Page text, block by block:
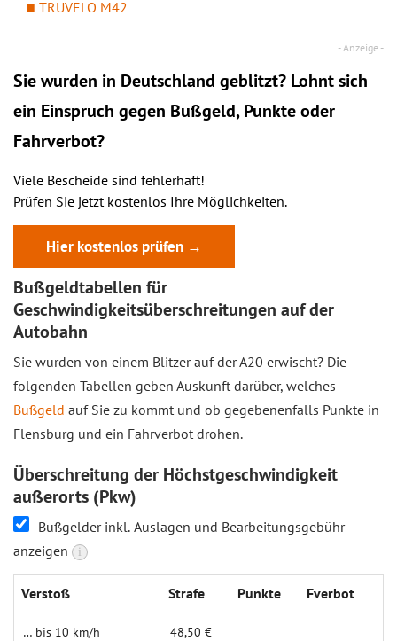
TRUVELO M42
Sie wurden in Deutschland geblitzt? Lohnt sich
ein Einspruch gegen Bußgeld, Punkte oder
Fahrverbot?
Viele Bescheide sind fehlerhaft!
Prüfen Sie jetzt kostenlos Ihre Möglichkeiten.
Hier kostenlos prüfen →
Bußgeldtabellen für
Geschwindigkeitsüberschreitungen auf der
Autobahn
Sie wurden von einem Blitzer auf der A20 erwischt? Die
folgenden Tabellen geben Auskunft darüber, welches
Bußgeld auf Sie zu kommt und ob gegebenenfalls Punkte in
Flensburg und ein Fahrverbot drohen.
Überschreitung der Höchstgeschwindigkeit
außerorts (Pkw)
Bußgelder inkl. Auslagen und Bearbeitungsgebühr
anzeigen
i
Verstoß Strafe Punkte Fverbot
… bis 10 km/h 48,50 €